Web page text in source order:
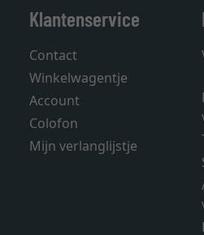
Klantenservice
Contact
Winkelwagentje
Account
Colofon
Mijn verlanglijstje